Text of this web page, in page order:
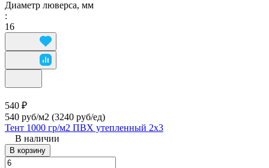
Диаметр люверса, мм
:
16
540 ₽
540 руб/м2 (3240 руб/eд)
Тент 1000 гр/м2 ПВХ утепленный 2х3
В наличии
В корзину